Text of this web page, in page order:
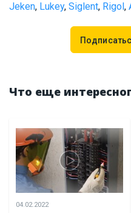
Jeken, Lukey, Siglent, Rigol,
Что еще
04.02.2022